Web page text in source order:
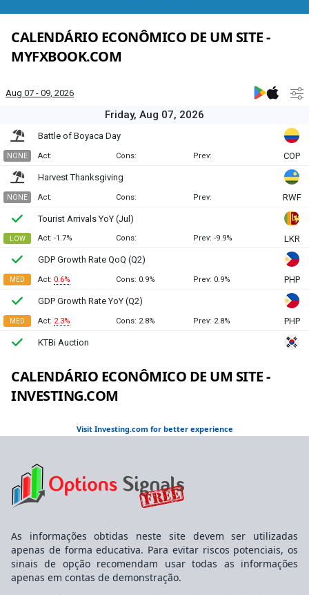
CALENDÁRIO ECONÔMICO DE UM SITE -
MYFXBOOK.COM
CALENDÁRIO ECONÔMICO DE UM SITE -
INVESTING.COM
Visit Investing.com for better experience
As informações obtidas neste site devem ser utilizadas
apenas de forma educativa. Para evitar riscos potenciais, os
sinais de opção recomendam usar todas as informações
apenas em contas de demonstração.